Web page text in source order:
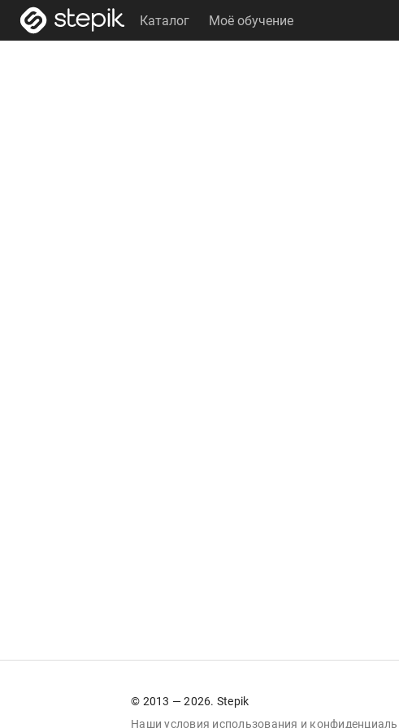
Каталог Моё обучение
© 2013 — 2026. Stepik
Наши условия использования и